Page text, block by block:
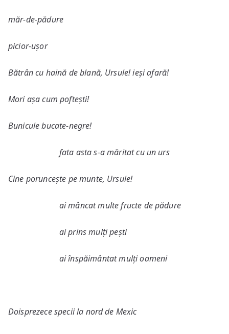
măr-de-pădure
picior-ușor
Bătrân cu haină de blană, Ursule! ieși afară!
Mori așa cum poftești!
Bunicule bucate-negre!
fata asta s-a măritat cu un urs
Cine poruncește pe munte, Ursule!
ai mâncat multe fructe de pădure
ai prins mulți pești
ai înspăimântat mulți oameni
Doisprezece specii la nord de Mexic